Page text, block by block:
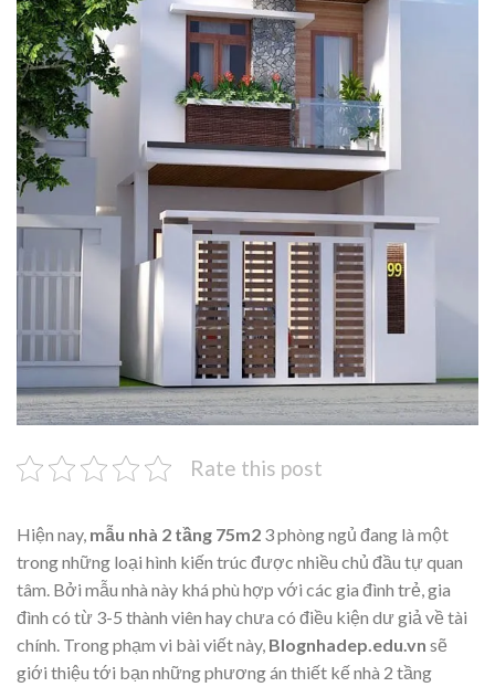
Rate this post
Hiện nay, mẫu nhà 2 tầng 75m2 3 phòng ngủ đang là một
trong những loại hình kiến trúc được nhiều chủ đầu tự quan
tâm. Bởi mẫu nhà này khá phù hợp với các gia đình trẻ, gia
đình có từ 3-5 thành viên hay chưa có điều kiện dư giả về tài
chính. Trong phạm vi bài viết này, Blognhadep.edu.vn sẽ
giới thiệu tới bạn những phương án thiết kế nhà 2 tầng